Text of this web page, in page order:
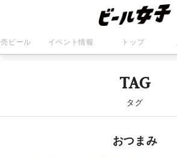
ビール イベント情報 トップ
TAG
タグ
おつまみ